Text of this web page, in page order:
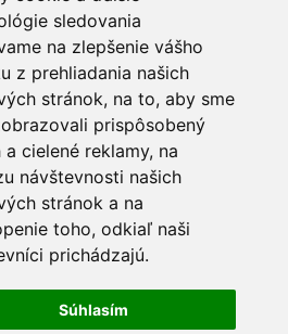
sledovania
na zlepšenie vášho
z prehliadania našich
stránok, na to, aby sme
prispôsobený
a cielené reklamy, na
návštevnosti našich
stránok a na
toho, odkiaľ naši
prichádzajú.
Súhlasím
Kontaktujte nás
PORADŇA
Ako nakupovať
O drahých kovoch
Doprava a poštovné